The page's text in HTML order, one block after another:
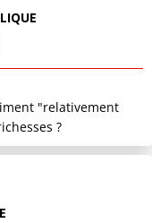
"relativement
?